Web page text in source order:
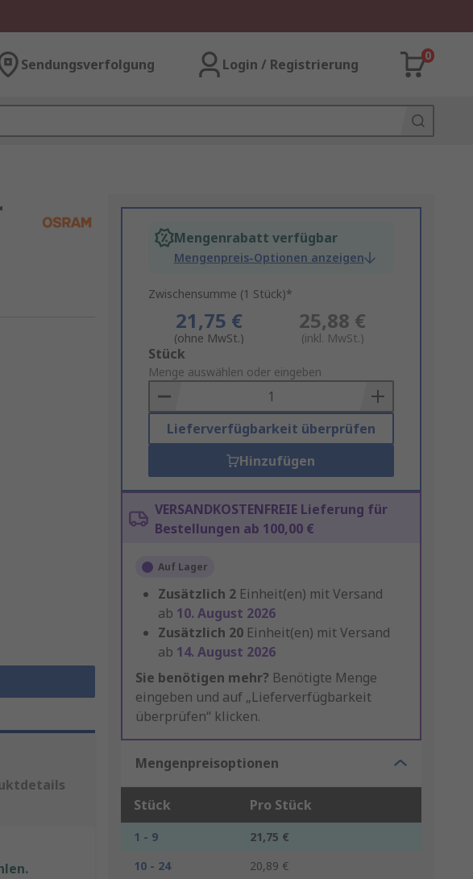
Sendungsverfolgung Login / Registrierung
0
Mengenrabatt verfügbar
Mengenpreis-Optionen anzeigen
Zwischensumme (1 Stück)*
21,75 €
(ohne MwSt.)
25,88 €
(inkl. MwSt.)
Add
to
Basket
Stück
Menge auswählen oder eingeben
Lieferverfügbarkeit überprüfen
Hinzufügen
VERSANDKOSTENFREIE Lieferung für
Bestellungen ab 100,00 €
Auf Lager
Zusätzlich 2 Einheit(en) mit Versand
ab 10. August 2026
Zusätzlich 20 Einheit(en) mit Versand
ab 14. August 2026
Sie benötigen mehr? Benötigte Menge
eingeben und auf „Lieferverfügbarkeit
überprüfen“ klicken.
Mengenpreisoptionen
Stück Pro Stück
1 - 9
21,75 €
10 - 24
20,89 €